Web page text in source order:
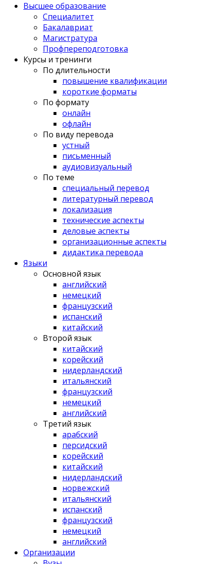
Высшее образование
Специалитет
Бакалавриат
Магистратура
Профпереподготовка
Курсы и тренинги
По длительности
повышение квалификации
короткие форматы
По формату
онлайн
офлайн
По виду перевода
устный
письменный
аудиовизуальный
По теме
специальный перевод
литературный перевод
локализация
технические аспекты
деловые аспекты
организационные аспекты
дидактика перевода
Языки
Основной язык
английский
немецкий
французский
испанский
китайский
Второй язык
китайский
корейский
нидерландский
итальянский
французский
немецкий
английский
Третий язык
арабский
персидский
корейский
китайский
нидерландский
норвежский
итальянский
испанский
французский
немецкий
английский
Организации